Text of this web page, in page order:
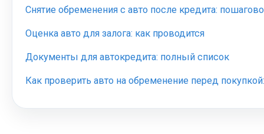
Снятие обременения с авто после кредита:
Оценка авто для залога: как проводится
Документы для автокредита: полный список
Как проверить авто на обременение перед